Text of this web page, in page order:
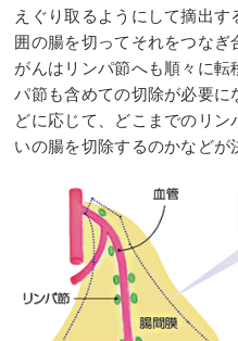
えぐり取るようにして摘出
囲の腸を切ってそれをつなぎ
がんはリンパ節へも順々に
パ節も含めての切除が必要に
どに応じて、どこまでのリ
いの腸を切除するのかなどが